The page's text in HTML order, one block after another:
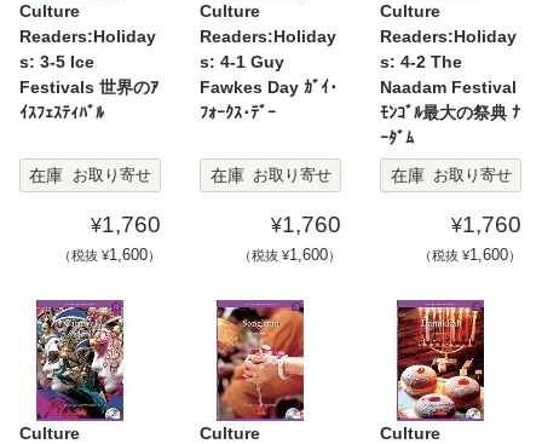
Culture
Readers:Holiday
s: 3-5 Ice
Festivals 世界のｱ
ｲｽﾌｪｽﾃｨﾊﾞﾙ
在庫 お取り寄せ
¥1,760
（税抜 ¥1,600）
Culture
Readers:Holiday
s: 4-1 Guy
Fawkes Day ｶﾞｲ･
ﾌｫｰｸｽ･ﾃﾞｰ
在庫 お取り寄せ
¥1,760
（税抜 ¥1,600）
Culture
Readers:Holiday
s: 4-2 The
Naadam Festival
ﾓﾝｺﾞﾙ最大の祭典 ﾅ
ｰﾀﾞﾑ
在庫
お取り寄せ
¥1,760
（税抜 ¥1,600）
Culture
Culture
Culture